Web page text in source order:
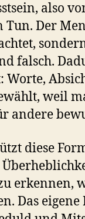
also
Tun. Der
falsch.
Worte,
weil
andere
diese
Das